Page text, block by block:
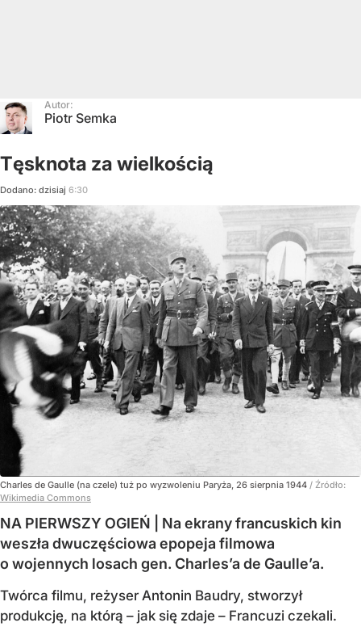
Autor:
Piotr Semka
Tęsknota za wielkością
Dodano: dzisiaj 6:30
Charles de Gaulle (na czele) tuż po wyzwoleniu Paryża, 26 sierpnia 1944 / Źródło:
Wikimedia Commons
NA PIERWSZY OGIEŃ | Na ekrany francuskich kin
weszła dwuczęściowa epopeja filmowa
o wojennych losach gen. Charles’a de Gaulle’a.
Twórca filmu, reżyser Antonin Baudry, stworzył
produkcję, na którą – jak się zdaje – Francuzi czekali.